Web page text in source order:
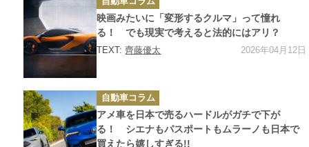
テ
ゴ
リ
ー
映画みたいに「変形するクルマ」って憧れ
る！ でも現実で考えると法的にはアリ？
TEXT:齊藤優太 2026年04月12日
カ
テ
ゴ
リ
ー
自動車コラム
アメ車を日本で売るハードルがガチで下が
る！ シエナもパスポートもムラーノも日本で
買えたら嬉しすぎる!!